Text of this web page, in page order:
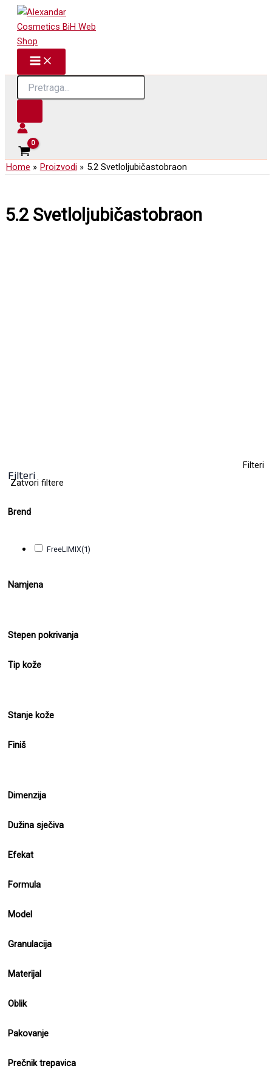
Skip
content
Products
search
Home Proizvodi 5.2 Svetloljubičastobraon
Filteri
Filteri
Zatvori filtere
Brend
FreeLIMIX(1)
Namjena
Stepen pokrivanja
Tip kože
Stanje kože
Finiš
Dimenzija
Dužina sječiva
Efekat
Formula
Model
Granulacija
Materijal
Oblik
Pakovanje
Prečnik trepavica
5.2 Svetloljubičastobraon